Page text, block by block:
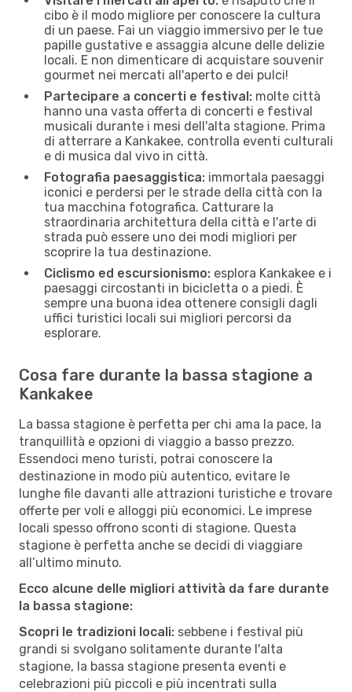
cibo è il modo migliore per conoscere la cultura
di un paese. Fai un viaggio immersivo per le tue
papille gustative e assaggia alcune delle delizie
locali. E non dimenticare di acquistare souvenir
gourmet nei mercati all'aperto e dei pulci!
Partecipare a concerti e festival: molte città
hanno una vasta offerta di concerti e festival
musicali durante i mesi dell'alta stagione. Prima
di atterrare a Kankakee, controlla eventi culturali
e di musica dal vivo in città.
Fotografia paesaggistica: immortala paesaggi
iconici e perdersi per le strade della città con la
tua macchina fotografica. Catturare la
straordinaria architettura della città e l'arte di
strada può essere uno dei modi migliori per
scoprire la tua destinazione.
Ciclismo ed escursionismo: esplora Kankakee e i
paesaggi circostanti in bicicletta o a piedi. È
sempre una buona idea ottenere consigli dagli
uffici turistici locali sui migliori percorsi da
esplorare.
Cosa fare durante la bassa stagione a
Kankakee
La bassa stagione è perfetta per chi ama la pace, la
tranquillità e opzioni di viaggio a basso prezzo.
Essendoci meno turisti, potrai conoscere la
destinazione in modo più autentico, evitare le
lunghe file davanti alle attrazioni turistiche e trovare
offerte per voli e alloggi più economici. Le imprese
locali spesso offrono sconti di stagione. Questa
stagione è perfetta anche se decidi di viaggiare
all’ultimo minuto.
Ecco alcune delle migliori attività da fare durante
la bassa stagione:
Scopri le tradizioni locali: sebbene i festival più
grandi si svolgano solitamente durante l'alta
stagione, la bassa stagione presenta eventi e
celebrazioni più piccoli e più incentrati sulla